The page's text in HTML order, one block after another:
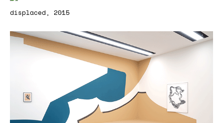
displaced, 2015